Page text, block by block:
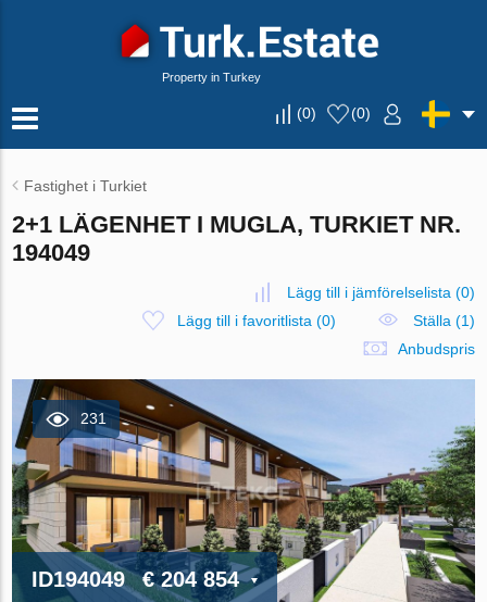
Property in Turkey
(0) (0)
Fastighet i Turkiet
2+1 LÄGENHET I MUGLA, TURKIET NR.
194049
Lägg till i jämförelselista (0)
Lägg till i favoritlista (0)
Ställa (1)
Anbudspris
231
ID194049 € 204 854